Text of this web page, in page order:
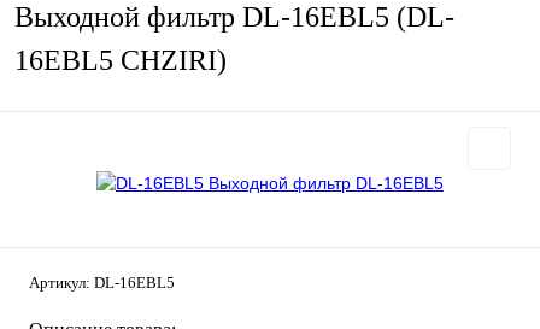
Выходной фильтр DL-16EBL5 (DL-
16EBL5 CHZIRI)
Артикул: DL-16EBL5